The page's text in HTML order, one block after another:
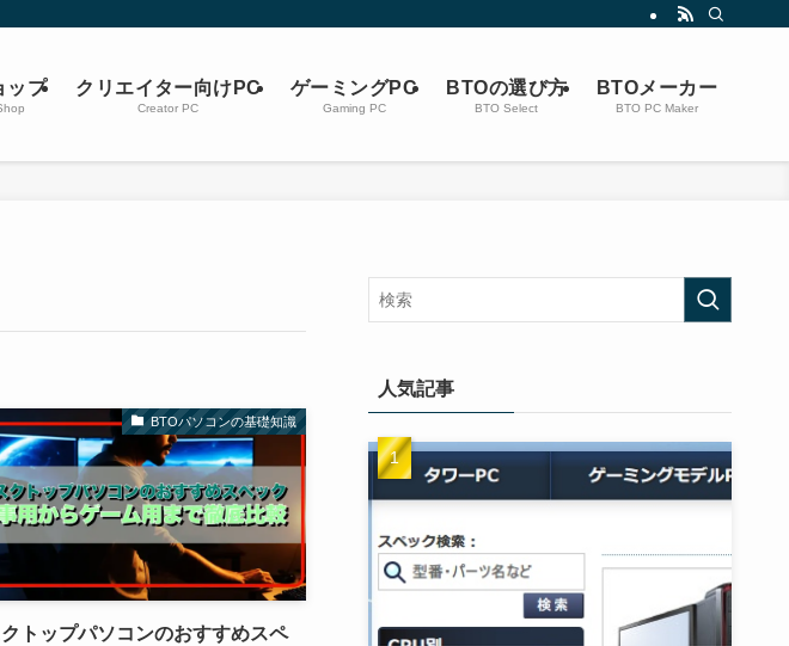
ップ クリエイター向けPC
Creator PC
ゲーミングPC
Gaming PC
BTOの選び方
BTO Select
BTOメーカー
BTO PC Maker
BTOパソコンの基礎知識
トップパソコンのおすすめスペ
人気記事